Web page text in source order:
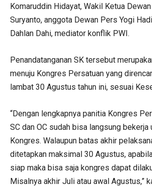
Komaruddin Hidayat, Wakil Ketua
Suryanto, anggota Dewan Pers Yogi
Dahlan Dahi, mediator konflik PWI.
Penandatanganan SK tersebut
menuju Kongres Persatuan yang
lambat 30 Agustus tahun ini, sesuai
“Dengan lengkapnya panitia Kongres
SC dan OC sudah bisa langsung bekerja
Kongres. Walaupun batas akhir
ditetapkan maksimal 30 Agustus,
siap maka bisa saja kongres dapat
Misalnya akhir Juli atau awal Agustus,”